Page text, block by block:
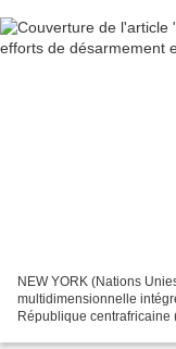
NEW YORK (Nations
multidimensionnelle
République